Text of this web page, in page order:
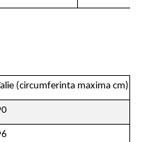
(circumferinta maxima cm)